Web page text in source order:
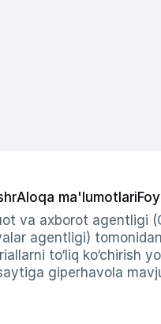
Aloqa ma'lumotlari
va axborot agentligi
agentligi)
to‘liq
giperhavola